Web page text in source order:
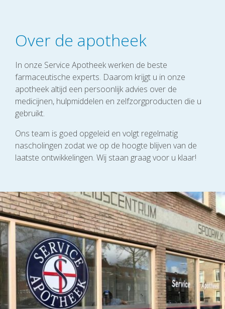
Over de apotheek
In onze Service Apotheek werken de beste
farmaceutische experts. Daarom krijgt u in onze
apotheek altijd een persoonlijk advies over de
medicijnen, hulpmiddelen en zelfzorgproducten die u
gebruikt.
Ons team is goed opgeleid en volgt regelmatig
nascholingen zodat we op de hoogte blijven van de
laatste ontwikkelingen. Wij staan graag voor u klaar!